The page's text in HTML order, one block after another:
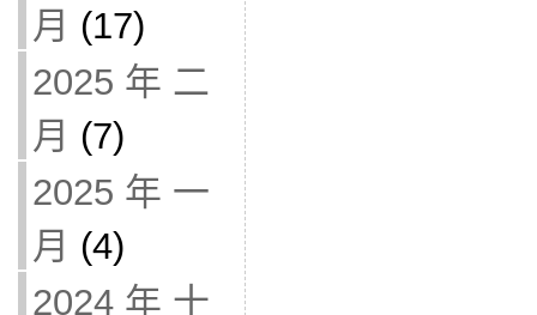
月 (17)
2025 年 二
月 (7)
2025 年 一
月 (4)
2024 年 十